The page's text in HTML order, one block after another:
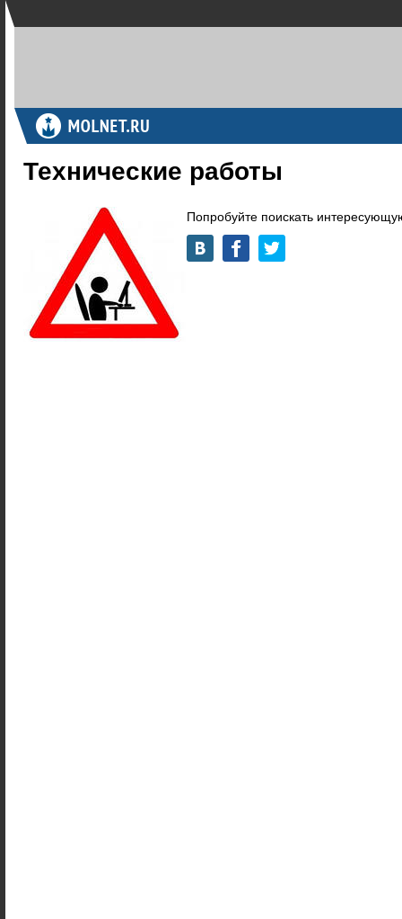
Технические работы
Попробуйте поискать